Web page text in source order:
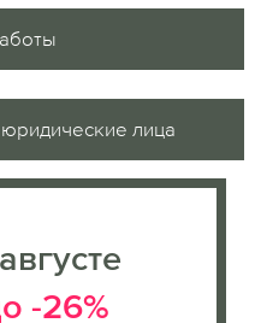
лица
-26%